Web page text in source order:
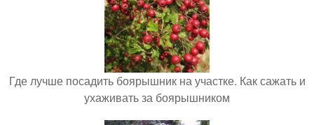
Где лучше посадить боярышник на участке. Как сажать и
ухаживать за боярышником